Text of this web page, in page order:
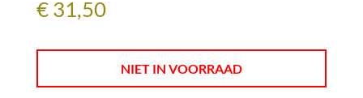
€31,50
NIET IN VOORRAAD